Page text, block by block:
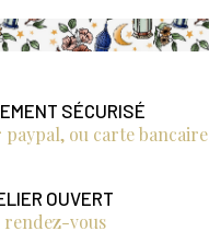
SÉCURISÉ
paypal, ou carte bancaire
OUVERT
rendez-vous